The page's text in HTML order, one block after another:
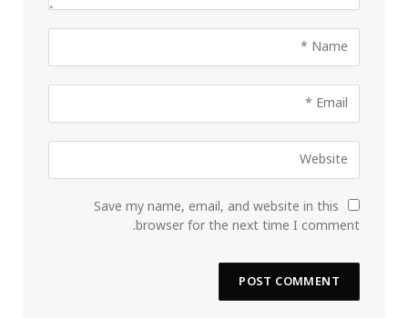
Save my name, email, and website in this
browser for the next time I comment.